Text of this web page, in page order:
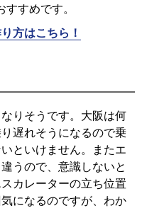
すめです。
方はこちら！
りそうです。大阪は何
遅れそうになるので乗
といけません。またエ
うので、意識しないと
カレーターの立ち位置
になるのですが、わか